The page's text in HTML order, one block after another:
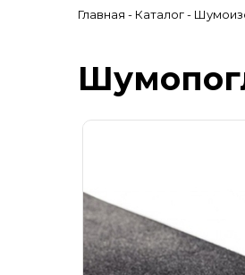
Главная - Каталог-